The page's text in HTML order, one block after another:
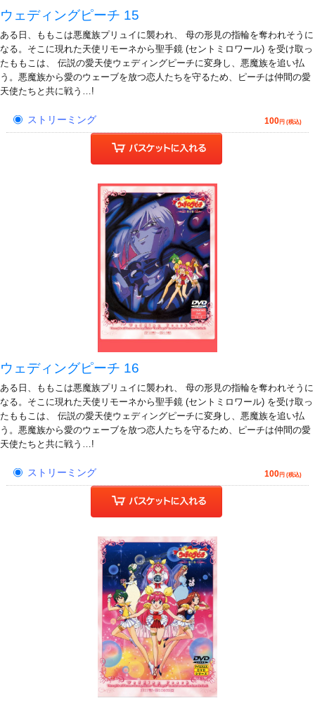
ウェディングピーチ 15
ある日、ももこは悪魔族プリュイに襲われ、 母の形見の指輪を奪われそうに
なる。そこに現れた天使リモーネから聖手鏡 (セントミロワール) を受け取っ
たももこは、 伝説の愛天使ウェディングピーチに変身し、悪魔族を追い払
う。悪魔族から愛のウェーブを放つ恋人たちを守るため、ピーチは仲間の愛
天使たちと共に戦う…!
ストリーミング 100円 (税込)
ウェディングピーチ 16
ある日、ももこは悪魔族プリュイに襲われ、 母の形見の指輪を奪われそうに
なる。そこに現れた天使リモーネから聖手鏡 (セントミロワール) を受け取っ
たももこは、 伝説の愛天使ウェディングピーチに変身し、悪魔族を追い払
う。悪魔族から愛のウェーブを放つ恋人たちを守るため、ピーチは仲間の愛
天使たちと共に戦う…!
ストリーミング 100円 (税込)